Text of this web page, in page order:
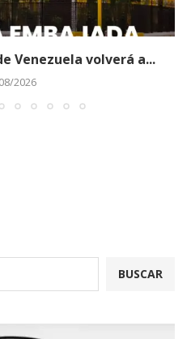
Venezuela volverá a...
2026
BUSCAR